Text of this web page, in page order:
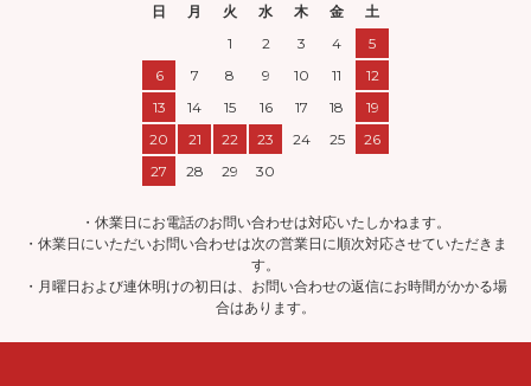
日
月 火 水 木 金
土
1
2 3 4
5
6
7 8 9 10 11
12
13
14 15 16 17 18
19
20
21 22 23 24 25
26
27
28 29 30
・休業日にお電話のお問い合わせは対応いたしかねます。
・休業日にいただいお問い合わせは次の営業日に順次対応させていただきま
す。
・月曜日および連休明けの初日は、お問い合わせの返信にお時間がかかる場
合はあります。